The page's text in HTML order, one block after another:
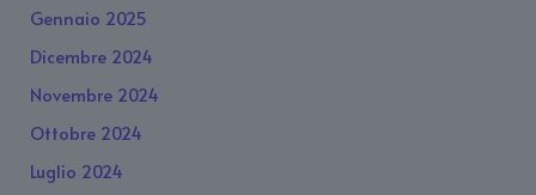
Gennaio 2025
Dicembre 2024
Novembre 2024
Ottobre 2024
Luglio 2024